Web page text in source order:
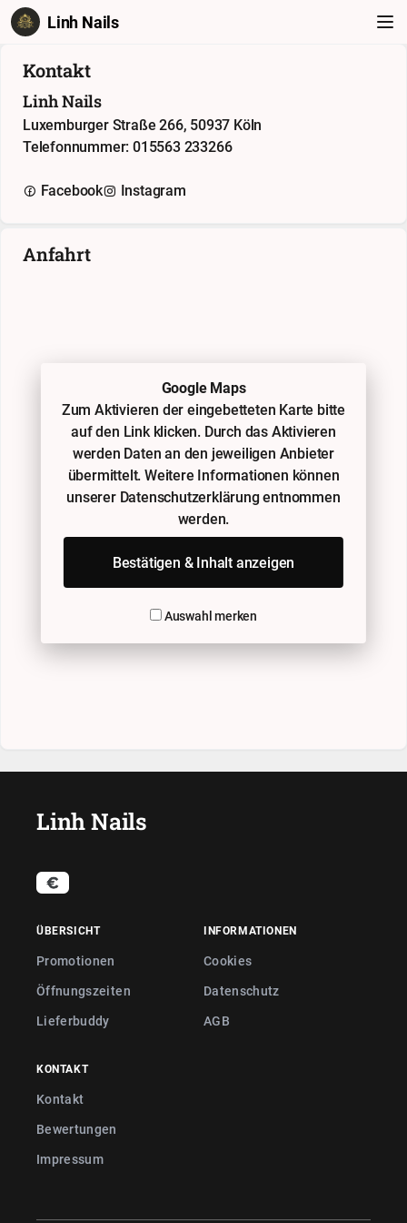
Linh Nails
Kontakt
Linh Nails
Luxemburger Straße 266, 50937 Köln
Telefonnummer: 015563 233266
Facebook Instagram
Anfahrt
Google Maps
Zum Aktivieren der eingebetteten Karte bitte
auf den Link klicken. Durch das Aktivieren
werden Daten an den jeweiligen Anbieter
übermittelt. Weitere Informationen können
unserer Datenschutzerklärung entnommen
werden.
Bestätigen & Inhalt anzeigen
Auswahl merken
Linh Nails
ÜBERSICHT
Promotionen
Öffnungszeiten
Lieferbuddy
INFORMATIONEN
Cookies
Datenschutz
AGB
KONTAKT
Kontakt
Bewertungen
Impressum